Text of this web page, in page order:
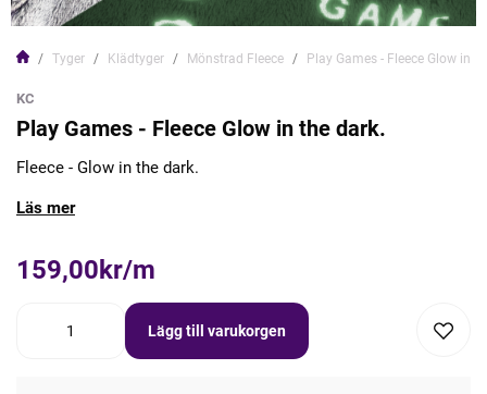
Tyger Klädtyger Mönstrad Fleece Play Games - Fleece Glow in
KC
Play Games - Fleece Glow in the dark.
Fleece - Glow in the dark.
Läs mer
159,00kr/m
Lägg till varukorgen